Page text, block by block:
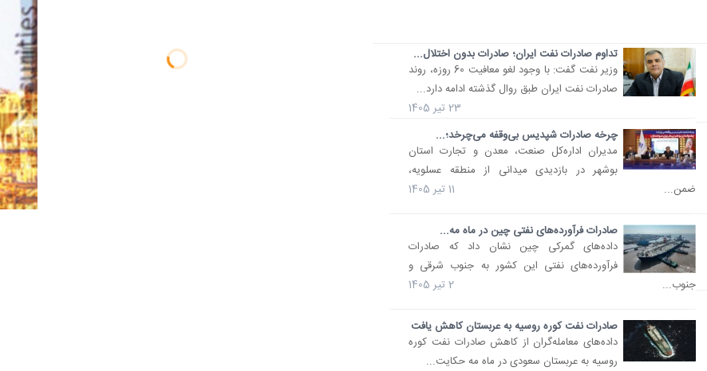
تداوم صادرات نفت ایران؛ صادرات بدون اختلال...
وزیر نفت گفت: با وجود لغو معافیت 60 روزه، روند
صادرات نفت ایران طبق روال گذشته ادامه دارد...
23 تیر 1405
چرخه صادرات شپدیس بی‌وقفه می‌چرخد؛...
مدیران اداره‌کل صنعت، معدن و تجارت استان
بوشهر در بازدیدی میدانی از منطقه عسلویه،
ضمن...
11 تیر 1405
صادرات فرآورده‌های نفتی چین در ماه مه...
داده‌های گمرکی چین نشان داد که صادرات
فرآورده‌های نفتی این کشور به جنوب‌ شرقی و
جنوب...
2 تیر 1405
صادرات نفت کوره روسیه به عربستان کاهش یافت
داده‌های معامله‌گران از کاهش صادرات نفت کوره
روسیه به عربستان سعودی در ماه مه حکایت...